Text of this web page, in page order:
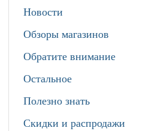
Новости
Обзоры магазинов
Обратите внимание
Остальное
Полезно знать
Скидки и распродажи